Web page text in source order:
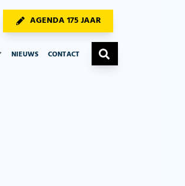
AGENDA 175 JAAR
NIEUWS CONTACT